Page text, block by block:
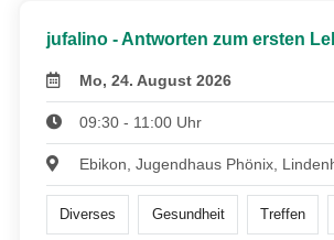
jufalino - Antworten zum ersten
Mo, 24. August 2026
09:30 - 11:00 Uhr
Ebikon, Jugendhaus Phönix,
Diverses Gesundheit Treffen